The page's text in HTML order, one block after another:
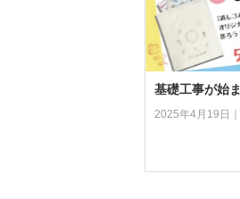
基礎工事が始
2025年4月19日